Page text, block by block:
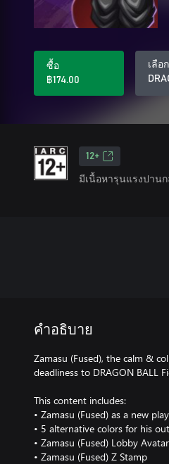
ซื้อ
฿174.00
เลือ
12+
มีเนื้อหารุนแรงปาน
คำอธิบาย
Zamasu (Fused), the calm &
deadliness to DRAGON BALL
This content includes:
• Zamasu (Fused) as a new
• 5 alternative colors for his
• Zamasu (Fused) Lobby Avatar
• Zamasu (Fused) Z Stamp